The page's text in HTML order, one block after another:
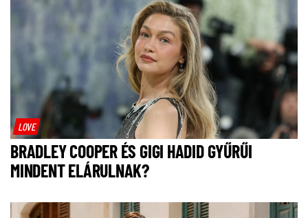
LOVE
BRADLEY COOPER ÉS GIGI HADID GYŰRŰI
MINDENT ELÁRULNAK?